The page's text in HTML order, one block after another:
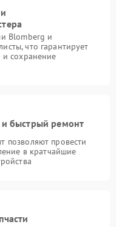
Blomberg и
что гарантирует
и сохранение
и быстрый ремонт
позволяют провести
в кратчайшие